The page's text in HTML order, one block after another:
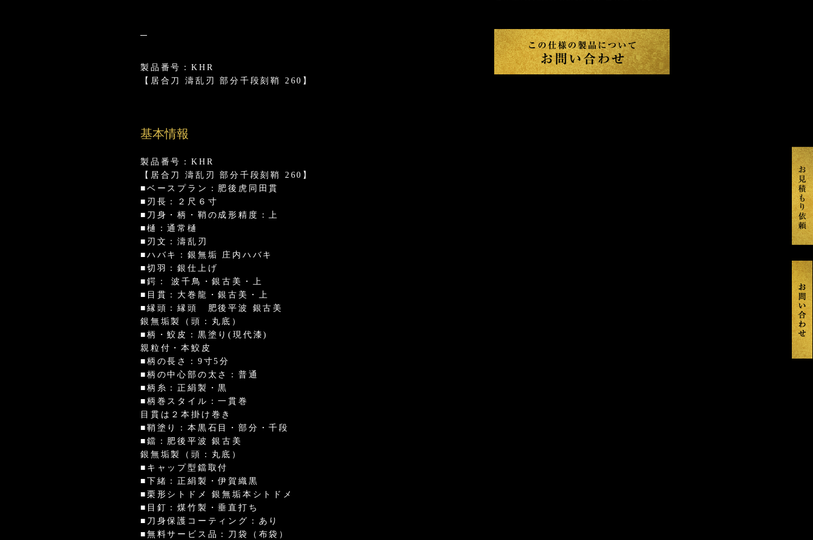
製品番号：KHR
【居合刀 濤乱刃 部分千段刻鞘 260】
基本情報
製品番号：KHR
【居合刀 濤乱刃 部分千段刻鞘 260】
■ベースプラン：肥後虎同田貫
■刃長：２尺６寸
■刀身・柄・鞘の成形精度：上
■樋：通常樋
■刃文：濤乱刃
■ハバキ：銀無垢 庄内ハバキ
■切羽：銀仕上げ
■鍔： 波千鳥・銀古美・上
■目貫：大巻龍・銀古美・上
■縁頭：縁頭 肥後平波 銀古美
銀無垢製（頭：丸底）
■柄・鮫皮：黒塗り(現代漆)
親粒付・本鮫皮
■柄の長さ：9寸5分
■柄の中心部の太さ：普通
■柄糸：正絹製・黒
■柄巻スタイル：一貫巻
目貫は２本掛け巻き
■鞘塗り：本黒石目・部分・千段
■鐺：肥後平波 銀古美
銀無垢製（頭：丸底）
■キャップ型鐺取付
■下緒：正絹製・伊賀織黒
■栗形シトドメ 銀無垢本シトドメ
■目釘：煤竹製・垂直打ち
■刀身保護コーティング：あり
■無料サービス品：刀袋（布袋）